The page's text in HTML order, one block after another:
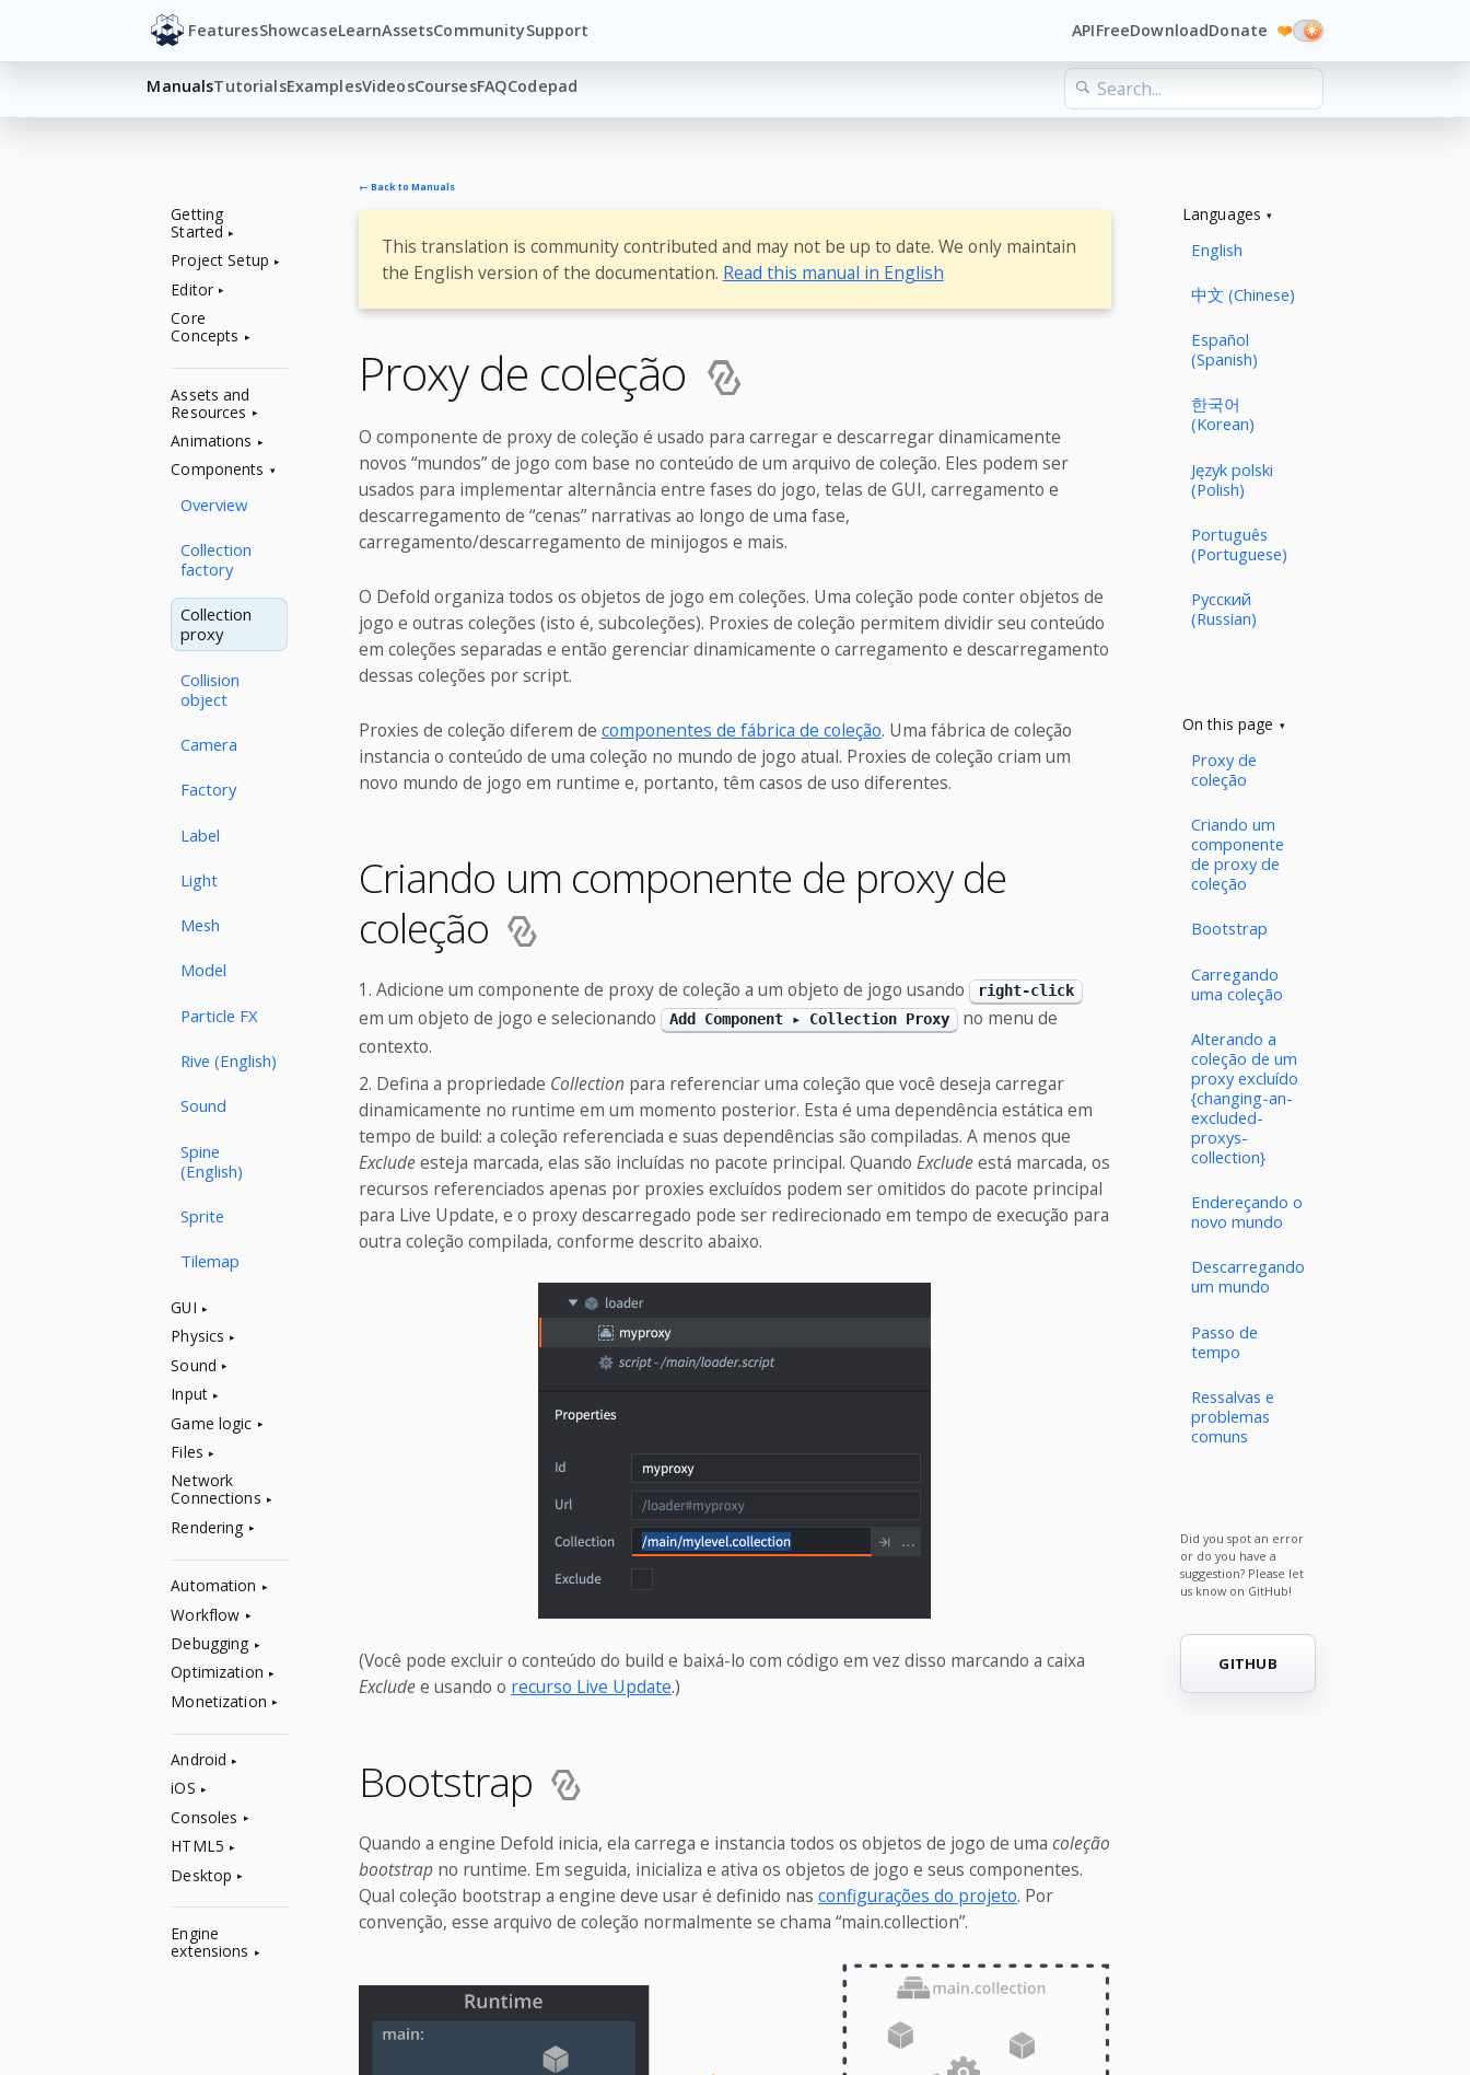
FeaturesShowcaseLearnAssetsCommunitySupport APIFreeDownloadDonate ❤️
ManualsTutorialsExamplesVideosCoursesFAQCodepad
Getting
Started
Project Setup
Editor
Core
Concepts
Assets and
Resources
Animations
Components
Overview
Collection
factory
Collection
proxy
Collision
object
Camera
Factory
Label
Light
Mesh
Model
Particle FX
Rive (English)
Sound
Spine
(English)
Sprite
Tilemap
GUI
Physics
Sound
Input
Game logic
Files
Network
Connections
Rendering
Automation
Workflow
Debugging
Optimization
Monetization
Android
iOS
Consoles
HTML5
Desktop
Engine
extensions
← Back to Manuals
This translation is community contributed and may not be up to date. We only maintain
the English version of the documentation. Read this manual in English
Proxy de coleção
O componente de proxy de coleção é usado para carregar e descarregar dinamicamente
novos “mundos” de jogo com base no conteúdo de um arquivo de coleção. Eles podem ser
usados para implementar alternância entre fases do jogo, telas de GUI, carregamento e
descarregamento de “cenas” narrativas ao longo de uma fase,
carregamento/descarregamento de minijogos e mais.
O Defold organiza todos os objetos de jogo em coleções. Uma coleção pode conter objetos de
jogo e outras coleções (isto é, subcoleções). Proxies de coleção permitem dividir seu conteúdo
em coleções separadas e então gerenciar dinamicamente o carregamento e descarregamento
dessas coleções por script.
Proxies de coleção diferem de componentes de fábrica de coleção. Uma fábrica de coleção
instancia o conteúdo de uma coleção no mundo de jogo atual. Proxies de coleção criam um
novo mundo de jogo em runtime e, portanto, têm casos de uso diferentes.
Criando um componente de proxy de
coleção
Adicione um componente de proxy de coleção a um objeto de jogo usando right-click
em um objeto de jogo e selecionando Add Component ▸ Collection Proxy no menu de
contexto.
Defina a propriedade Collection para referenciar uma coleção que você deseja carregar
dinamicamente no runtime em um momento posterior. Esta é uma dependência estática em
tempo de build: a coleção referenciada e suas dependências são compiladas. A menos que
Excludeesteja marcada, elas são incluídas no pacote principal. Quando Excludeestá marcada, os
recursos referenciados apenas por proxies excluídos podem ser omitidos do pacote principal
para Live Update, e o proxy descarregado pode ser redirecionado em tempo de execução para
outra coleção compilada, conforme descrito abaixo.
(Você pode excluir o conteúdo do build e baixá-lo com código em vez disso marcando a caixa
Excludee usando o recurso Live Update.)
Bootstrap
Quando a engine Defold inicia, ela carrega e instancia todos os objetos de jogo de uma coleção
bootstrapno runtime. Em seguida, inicializa e ativa os objetos de jogo e seus componentes.
Qual coleção bootstrap a engine deve usar é definido nas configurações do projeto. Por
convenção, esse arquivo de coleção normalmente se chama “main.collection”.
Languages
English
中文 (Chinese)
Español
(Spanish)
한국어
(Korean)
Język polski
(Polish)
Português
(Portuguese)
Русский
(Russian)
On this page
Proxy de
coleção
Criando um
componente
de proxy de
coleção
Bootstrap
Carregando
uma coleção
Alterando a
coleção de um
proxy excluído
{changing-an-
excluded-
proxys-
collection}
Endereçando o
novo mundo
Descarregando
um mundo
Passo de
tempo
Ressalvas e
problemas
comuns
Did you spot an error
or do you have a
suggestion? Please let
us know on GitHub!
GITHUB